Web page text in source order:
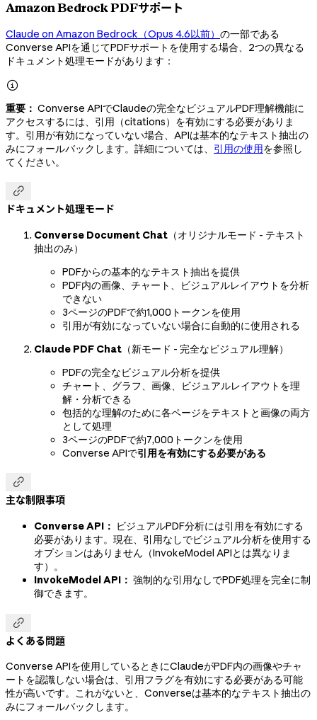
Amazon Bedrock PDFサポート
Claude on Amazon Bedrock（Opus 4.6以前） の一部である
Converse APIを通じてPDFサポートを使用する場合、2つの異なる
ドキュメント処理モードがあります：

重要： Converse APIでClaudeの完全なビジュアルPDF理解機能に
アクセスするには、引用（citations）を有効にする必要がありま
す。引用が有効になっていない場合、APIは基本的なテキスト抽出の
みにフォールバックします。詳細については、 引用の使用を参照し
てください。

ドキュメント処理モード
Converse Document Chat （オリジナルモード - テキスト
抽出のみ）
PDFからの基本的なテキスト抽出を提供
PDF内の画像、チャート、ビジュアルレイアウトを分析
できない
3ページのPDFで約1,000トークンを使用
引用が有効になっていない場合に自動的に使用される
Claude PDF Chat （新モード - 完全なビジュアル理解）
PDFの完全なビジュアル分析を提供
チャート、グラフ、画像、ビジュアルレイアウトを理
解・分析できる
包括的な理解のために各ページをテキストと画像の両方
として処理
3ページのPDFで約7,000トークンを使用
Converse APIで引用を有効にする必要がある

主な制限事項
Converse API： ビジュアルPDF分析には引用を有効にする
必要があります。現在、引用なしでビジュアル分析を使用する
オプションはありません（InvokeModel APIとは異なりま
す）。
InvokeModel API： 強制的な引用なしでPDF処理を完全に制
御できます。

よくある問題
Converse APIを使用しているときにClaudeがPDF内の画像やチャ
ートを認識しない場合は、引用フラグを有効にする必要がある可能
性が高いです。これがないと、Converseは基本的なテキスト抽出の
みにフォールバックします。